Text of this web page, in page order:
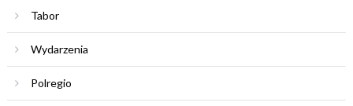
Tabor
Wydarzenia
Polregio